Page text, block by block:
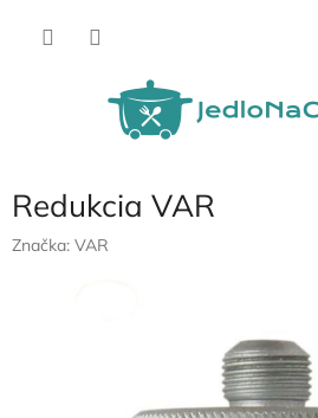
Redukcia VAR
Značka: VAR